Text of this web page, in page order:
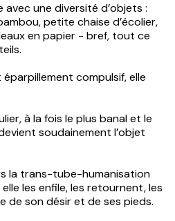
avec une diversité d’objets :
petite chaise d’écolier,
en papier - bref, tout ce
compulsif, elle
à la fois le plus banal et le
soudainement l’objet
la trans-tube-humanisation
les enfile, les retournent, les
de son désir et de ses pieds.